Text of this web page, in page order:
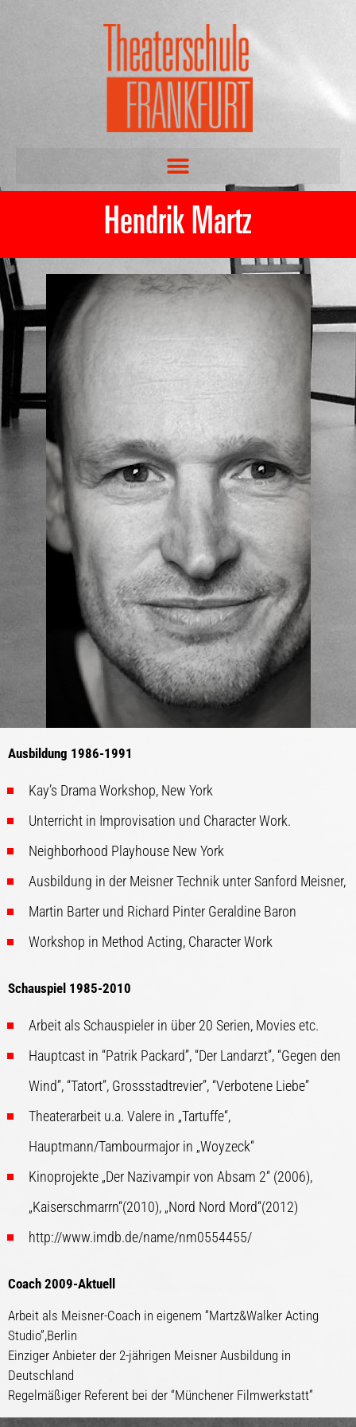
Hendrik Martz
Ausbildung 1986-1991
Kay’s Drama Workshop, New York
Unterricht in Improvisation und Character Work.
Neighborhood Playhouse New York
Ausbildung in der Meisner Technik unter Sanford Meisner,
Martin Barter und Richard Pinter Geraldine Baron
Workshop in Method Acting, Character Work
Schauspiel 1985-2010
Arbeit als Schauspieler in über 20 Serien, Movies etc.
Hauptcast in “Patrik Packard”, “Der Landarzt”, “Gegen den
Wind”, “Tatort”, Grossstadtrevier”, “Verbotene Liebe”
Theaterarbeit u.a. Valere in „Tartuffe“,
Hauptmann/Tambourmajor in „Woyzeck“
Kinoprojekte „Der Nazivampir von Absam 2“ (2006),
„Kaiserschmarrn“(2010), „Nord Nord Mord“(2012)
http://www.imdb.de/name/nm0554455/
Coach 2009-Aktuell
Arbeit als Meisner-Coach in eigenem “Martz&Walker Acting
Studio”,Berlin
Einziger Anbieter der 2-jährigen Meisner Ausbildung in
Deutschland
Regelmäßiger Referent bei der “Münchener Filmwerkstatt”